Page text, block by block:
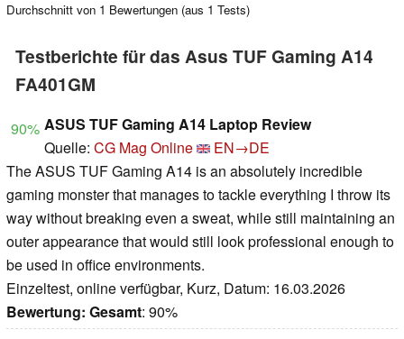
Durchschnitt von 1 Bewertungen (aus 1 Tests)
Testberichte für das Asus TUF Gaming A14
FA401GM
90% ASUS TUF Gaming A14 Laptop Review
Quelle: CG Mag Online
EN→DE
The ASUS TUF Gaming A14 is an absolutely incredible
gaming monster that manages to tackle everything I throw its
way without breaking even a sweat, while still maintaining an
outer appearance that would still look professional enough to
be used in office environments.
Einzeltest, online verfügbar, Kurz, Datum: 16.03.2026
Bewertung: Gesamt: 90%